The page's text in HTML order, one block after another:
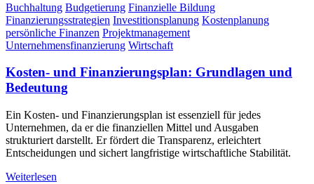
Buchhaltung Budgetierung Finanzielle Bildung
Finanzierungsstrategien Investitionsplanung Kostenplanung
persönliche Finanzen Projektmanagement
Unternehmensfinanzierung Wirtschaft
Kosten- und Finanzierungsplan: Grundlagen und
Bedeutung
Ein Kosten- und Finanzierungsplan ist essenziell für jedes
Unternehmen, da er die finanziellen Mittel und Ausgaben
strukturiert darstellt. Er fördert die Transparenz, erleichtert
Entscheidungen und sichert langfristige wirtschaftliche Stabilität.
Weiterlesen